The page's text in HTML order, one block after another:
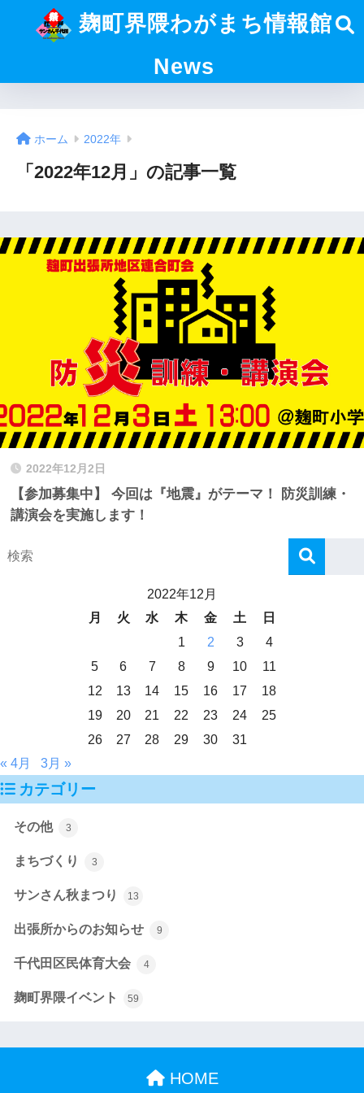
麹町界隈わがまち情報館
News
ホーム 2022年
「2022年12月」の記事一覧
2022年12月2日
【参加募集中】 今回は『地震』がテーマ！ 防災訓練・
講演会を実施します！
2022年12月
月
火 水 木 金 土
日
1
2 3
4
5
6 7 8 9 10
11
12
13 14 15 16 17
18
19
20 21 22 23 24
25
26
27 28 29 30
31
« 4月
3月 »
カテゴリー
その他 3
まちづくり 3
サンさん秋まつり 13
出張所からのお知らせ 9
千代田区民体育大会 4
麹町界隈イベント 59
HOME